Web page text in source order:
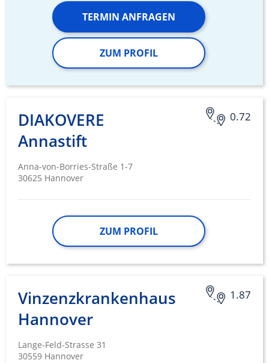
TERMIN ANFRAGEN
ZUM PROFIL
0.72
DIAKOVERE
Annastift
Anna-von-Borries-Straße 1-7
30625 Hannover
ZUM PROFIL
1.87
Vinzenzkrankenhaus
Hannover
Lange-Feld-Strasse 31
30559 Hannover